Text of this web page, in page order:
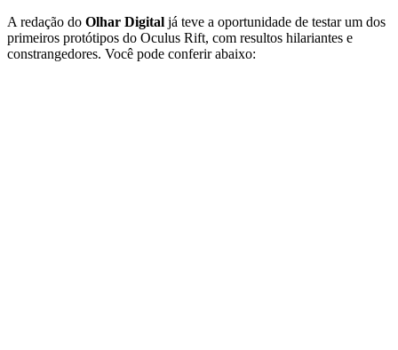
A redação do Olhar Digital já teve a oportunidade de testar um dos
primeiros protótipos do Oculus Rift, com resultos hilariantes e
constrangedores. Você pode conferir abaixo: